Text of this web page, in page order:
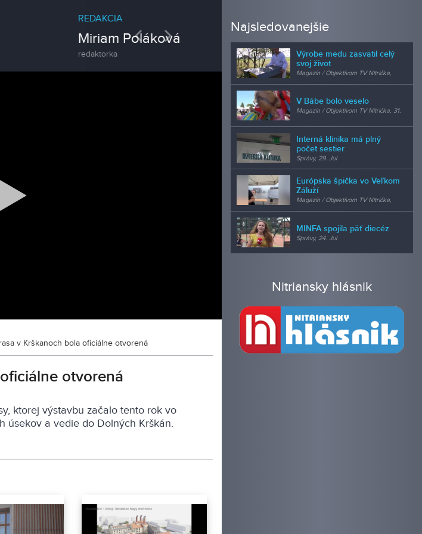
PreviousNext
v Krškanoch bola oficiálne otvorená
otvorená
ktorej výstavbu začalo tento rok vo
úsekov a vedie do Dolných Krškán.
Najsledovanejšie
Výrobe medu zasvätil celý
svoj život
Magazín / Objektívom TV Nitrička,
V Bábe bolo veselo
Magazín / Objektívom TV Nitrička, 31.
Interná klinika má plný
počet sestier
Správy, 29. Jul
Európska špička vo Veľkom
Záluží
Magazín / Objektívom TV Nitrička,
MINFA spojila päť diecéz
Správy, 24. Jul
Nitriansky hlásnik